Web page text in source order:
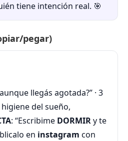
tiene intención real. 🎯
pegar)
llegás agotada?” · 3
del sueño,
: “Escribime DORMIRy te
en instagram con